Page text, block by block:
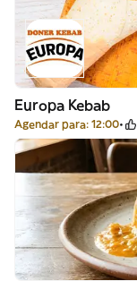
Europa Kebab
Agendar para: 12:00